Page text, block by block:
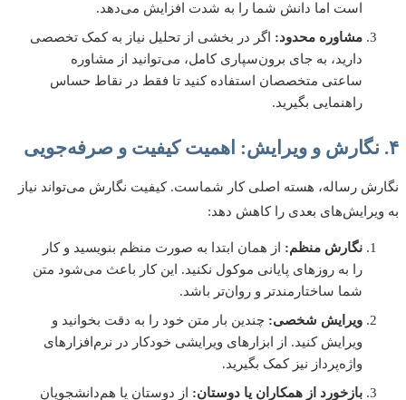
است اما دانش شما را به شدت افزایش می‌دهد.
مشاوره محدود:اگر در بخشی از تحلیل نیاز به کمک تخصصی
دارید، به جای برون‌سپاری کامل، می‌توانید از مشاوره
ساعتی متخصصان استفاده کنید تا فقط در نقاط حساس
راهنمایی بگیرید.
رساله، هسته اصلی کار شماست. کیفیت نگارش می‌تواند نیاز
بعدی را کاهش دهد:
نگارش منظم:از همان ابتدا به صورت منظم بنویسید و کار
را به روزهای پایانی موکول نکنید. این کار باعث می‌شود متن
شما ساختارمندتر و روان‌تر باشد.
ویرایش شخصی:چندین بار متن خود را به دقت بخوانید و
ویرایش کنید. از ابزارهای ویرایشی خودکار در نرم‌افزارهای
واژه‌پرداز نیز کمک بگیرید.
بازخورد از همکاران یا دوستان:از دوستان یا هم‌دانشجویان